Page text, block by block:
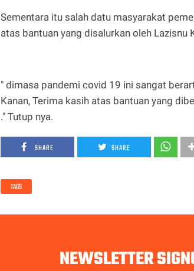
Sementara itu salah datu masyarakat
atas bantuan yang disalurkan oleh Lazisnu
" dimasa pandemi covid 19 ini sangat
Kanan, Terima kasih atas bantuan yang
." Tutup nya.
SHARE SHARE
TAGS
NEWSLETTER